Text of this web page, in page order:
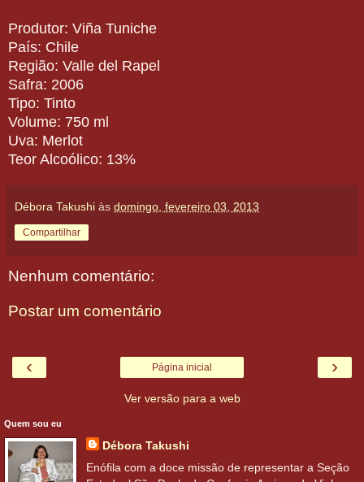
Produtor: Viña Tuniche
País: Chile
Região: Valle del Rapel
Safra: 2006
Tipo: Tinto
Volume: 750 ml
Uva: Merlot
Teor Alcoólico: 13%
Débora Takushi às domingo, fevereiro 03, 2013
Compartilhar
Nenhum comentário:
Postar um comentário
‹ ›
Página inicial
Ver versão para a web
Quem sou eu
Débora Takushi
Enófila com a doce missão de representar a Seção